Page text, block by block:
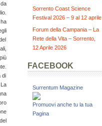
di
Sorrento Coast Science
Festival 2026 – 9 al 12 aprile
Forum della Campania – La
Rete della Vita – Sorrento,
12 Aprile 2026
FACEBOOK
Surrentum Magazine
Promuovi anche tu la tua
Pagina